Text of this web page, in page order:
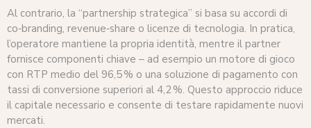
Al contrario, la “partnership strategica” si basa su accordi di
co‑branding, revenue‑share o licenze di tecnologia. In pratica,
l’operatore mantiene la propria identità, mentre il partner
fornisce componenti chiave – ad esempio un motore di gioco
con RTP medio del 96,5 % o una soluzione di pagamento con
tassi di conversione superiori al 4,2 %. Questo approccio riduce
il capitale necessario e consente di testare rapidamente nuovi
mercati.